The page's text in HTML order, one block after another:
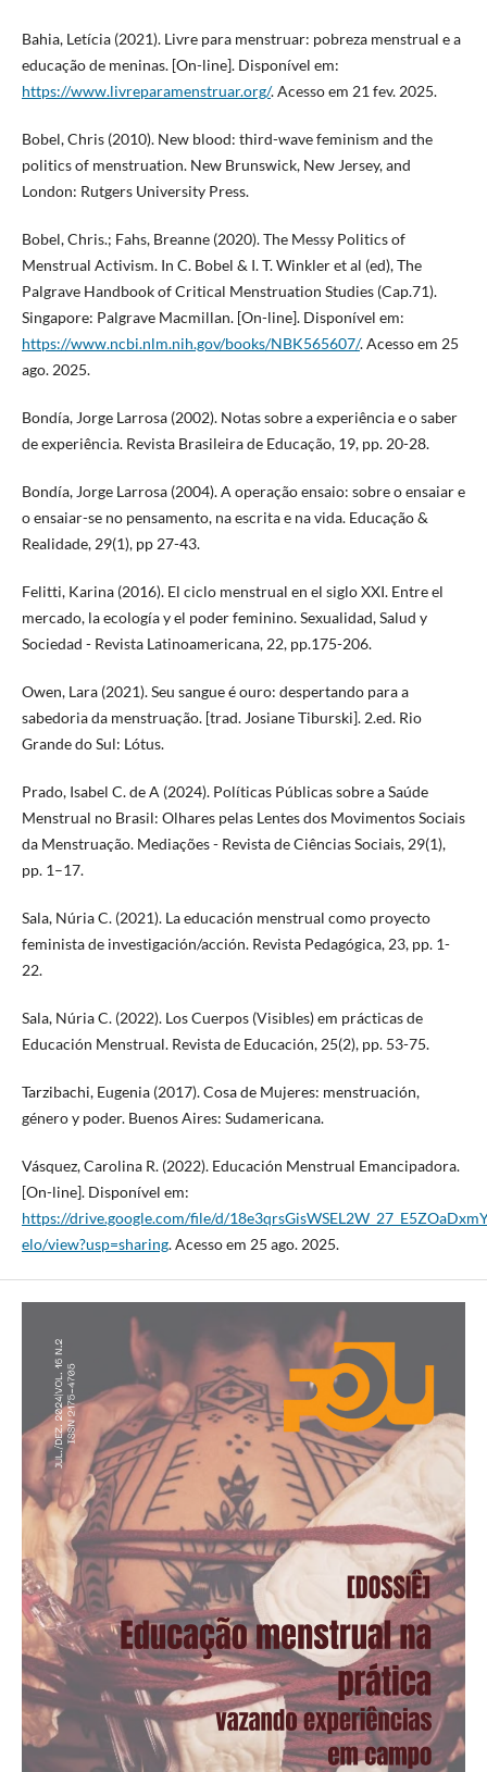
Bahia, Letícia (2021). Livre para menstruar: pobreza menstrual e a
educação de meninas. [On-line]. Disponível em:
https://www.livreparamenstruar.org/. Acesso em 21 fev. 2025.
Bobel, Chris (2010). New blood: third-wave feminism and the
politics of menstruation. New Brunswick, New Jersey, and
London: Rutgers University Press.
Bobel, Chris.; Fahs, Breanne (2020). The Messy Politics of
Menstrual Activism. In C. Bobel & I. T. Winkler et al (ed), The
Palgrave Handbook of Critical Menstruation Studies (Cap.71).
Singapore: Palgrave Macmillan. [On-line]. Disponível em:
https://www.ncbi.nlm.nih.gov/books/NBK565607/. Acesso em 25
ago. 2025.
Bondía, Jorge Larrosa (2002). Notas sobre a experiência e o saber
de experiência. Revista Brasileira de Educação, 19, pp. 20-28.
Bondía, Jorge Larrosa (2004). A operação ensaio: sobre o ensaiar e
o ensaiar-se no pensamento, na escrita e na vida. Educação &
Realidade, 29(1), pp 27-43.
Felitti, Karina (2016). El ciclo menstrual en el siglo XXI. Entre el
mercado, la ecología y el poder feminino. Sexualidad, Salud y
Sociedad - Revista Latinoamericana, 22, pp.175-206.
Owen, Lara (2021). Seu sangue é ouro: despertando para a
sabedoria da menstruação. [trad. Josiane Tiburski]. 2.ed. Rio
Grande do Sul: Lótus.
Prado, Isabel C. de A (2024). Políticas Públicas sobre a Saúde
Menstrual no Brasil: Olhares pelas Lentes dos Movimentos Sociais
da Menstruação. Mediações - Revista de Ciências Sociais, 29(1),
pp. 1–17.
Sala, Núria C. (2021). La educación menstrual como proyecto
feminista de investigación/acción. Revista Pedagógica, 23, pp. 1-
22.
Sala, Núria C. (2022). Los Cuerpos (Visibles) em prácticas de
Educación Menstrual. Revista de Educación, 25(2), pp. 53-75.
Tarzibachi, Eugenia (2017). Cosa de Mujeres: menstruación,
género y poder. Buenos Aires: Sudamericana.
Vásquez, Carolina R. (2022). Educación Menstrual Emancipadora.
[On-line]. Disponível em:
https://drive.google.com/file/d/
elo/view?usp=sharing. Acesso em 25 ago. 2025.